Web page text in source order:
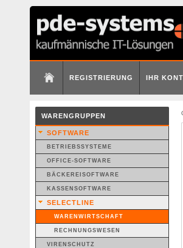
REGISTRIERUNG IHR
WARENGRUPPEN
SOFTWARE
BETRIEBSSYSTEME
OFFICE-SOFTWARE
BÄCKEREISOFTWARE
KASSENSOFTWARE
SELECTLINE
WARENWIRTSCHAFT
RECHNUNGSWESEN
VIRENSCHUTZ